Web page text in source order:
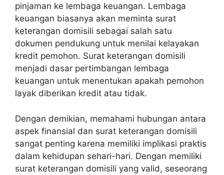
pinjaman ke lembaga keuangan. Lembaga
keuangan biasanya akan meminta surat
keterangan domisili sebagai salah satu
dokumen pendukung untuk menilai kelayakan
kredit pemohon. Surat keterangan domisili
menjadi dasar pertimbangan lembaga
keuangan untuk menentukan apakah pemohon
layak diberikan kredit atau tidak.
Dengan demikian, memahami hubungan antara
aspek finansial dan surat keterangan domisili
sangat penting karena memiliki implikasi praktis
dalam kehidupan sehari-hari. Dengan memiliki
surat keterangan domisili yang valid, seseorang